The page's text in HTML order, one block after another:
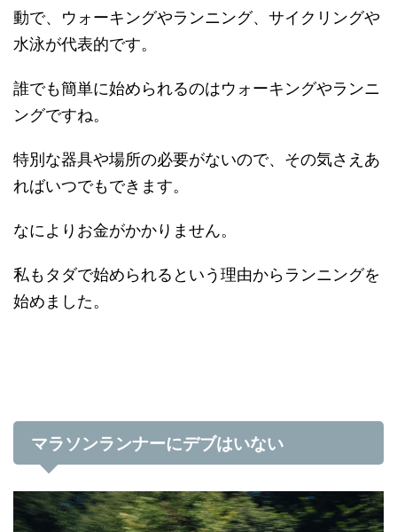
動で、ウォーキングやランニング、サイクリングや
水泳が代表的です。
誰でも簡単に始められるのはウォーキングやランニ
ングですね。
特別な器具や場所の必要がないので、その気さえあ
ればいつでもできます。
なによりお金がかかりません。
私もタダで始められるという理由からランニングを
始めました。
マラソンランナーにデブはいない